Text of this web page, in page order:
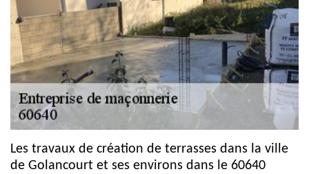
Les travaux de création de terrasses dans la ville
de Golancourt et ses environs dans le 60640